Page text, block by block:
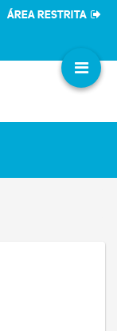
ÁREA RESTRITA